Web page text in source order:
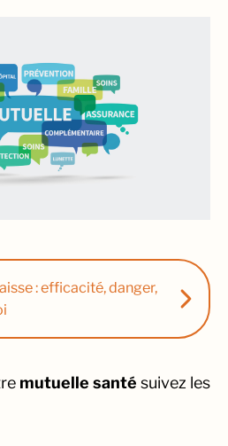
: efficacité, danger,
mutuelle santé suivez les